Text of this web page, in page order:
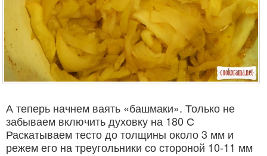
А теперь начнем ваять «башмаки». Только не
забываем включить духовку на 180 С
Раскатываем тесто до толщины около 3 мм и
режем его на треугольники со стороной 10-11 мм